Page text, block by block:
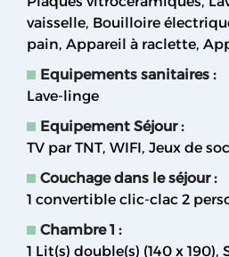
vaisselle Bouilloire
pain Appareil à raclette
Equipements sanitaires :
Lave-linge
Equipement Séjour:
TV par TNT WIFI Jeux de
Couchage dans le séjour:
1 convertible clic-clac 2
Chambre 1 :
1 Lit(s) double(s) (140 x 190)